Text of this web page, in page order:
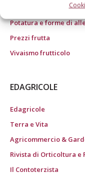
Potatura e forme di
Prezzi frutta
Vivaismo frutticolo
EDAGRICOLE
Edagricole
Terra e Vita
Agricommercio &
Rivista di Orticoltura e
Il Contoterzista